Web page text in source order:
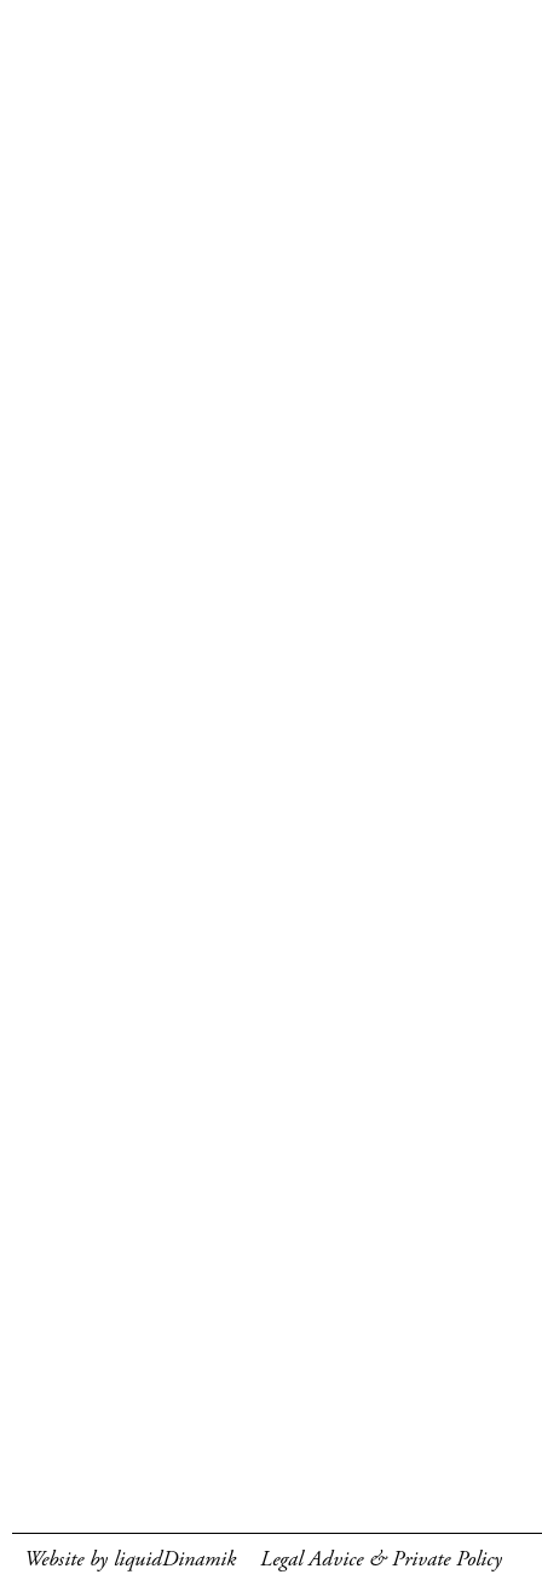
Website by liquidDinamik Legal Advice & Private Policy